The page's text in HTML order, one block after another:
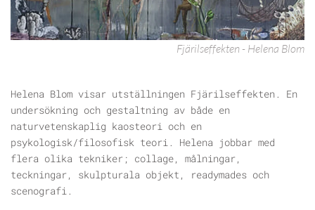
Fjärilseffekten - Helena Blom
Helena Blom visar utställningen Fjärilseffekten. En
undersökning och gestaltning av både en
naturvetenskaplig kaosteori och en
psykologisk/filosofisk teori. Helena jobbar med
flera olika tekniker; collage, målningar,
teckningar, skulpturala objekt, readymades och
scenografi.